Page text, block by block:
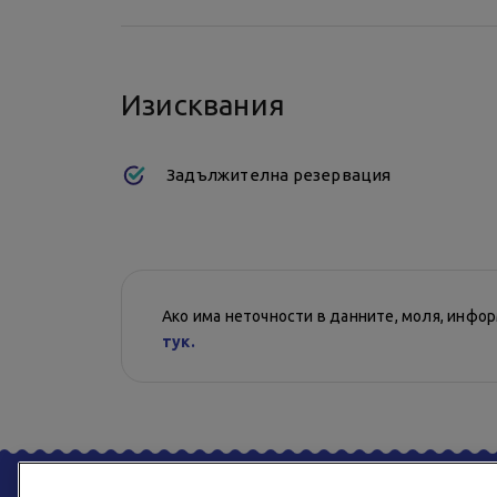
Изисквания
Задължителна резервация
Ако има неточности в данните, моля,
тук.